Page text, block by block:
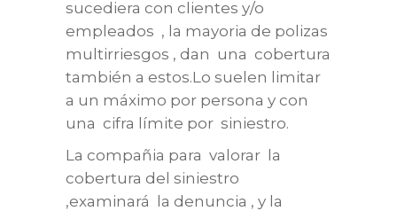
sucediera con clientes y/o
empleados , la mayoria de polizas
multirriesgos , dan una cobertura
también a estos.Lo suelen limitar
a un máximo por persona y con
una cifra límite por siniestro.
La compañia para valorar la
cobertura del siniestro
,examinará la denuncia , y la